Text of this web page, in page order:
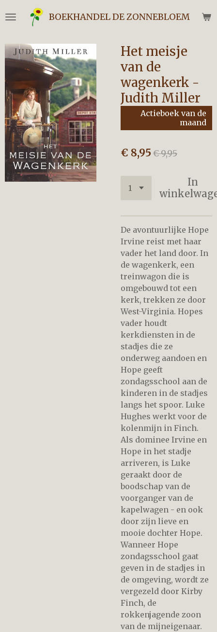
direct
de
hoofdinhoud
BOEKHANDEL DE ZONNEBLOEM
Het meisje
van de
wagenkerk -
Judith Miller
Actieboek van de
maand
€ 8,95 € 9,95
In
De avontuurlijke Hope
Irvine reist met haar
vader het land door. In
de wagenkerk, een
treinwagon die is
omgebouwd tot een
kerk, trekken ze door
West-Virginia. Hopes
vader houdt
kerkdiensten in de
stadjes die ze
onderweg aandoen en
Hope geeft
zondagsschool aan de
kinderen in de stadjes
langs het spoor. Luke
Hughes werkt voor de
kolenmijn in Finch.
Als dominee Irvine en
Hope in het stadje
arriveren, is Luke
geraakt door de
boodschap van de
voorganger van de
kapelwagen - en ook
door zijn lieve en
mooie dochter Hope.
Wanneer Hope
zondagsschool gaat
geven in de stadjes in
de omgeving, wordt ze
vergezeld door Kirby
Finch, de
rokkenjagende zoon
van de mijneigenaar.